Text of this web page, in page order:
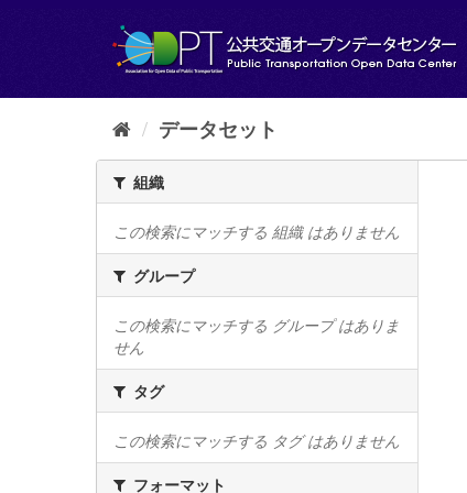
し
データセット
組織
この検索にマッチする 組織 はありません
グループ
この検索にマッチする グループ はありま
せん
タグ
この検索にマッチする タグ はありません
フォーマット